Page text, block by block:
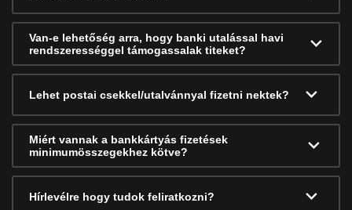
Van-e lehetőség arra, hogy banki utalással havi
rendszerességgel támogassalak titeket?
Lehet postai csekkel/utalvánnyal fizetni nektek?
Miért vannak a bankkártyás fizetések
minimumösszegekhez kötve?
Hírlevélre hogy tudok feliratkozni?